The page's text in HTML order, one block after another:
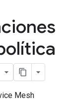
Mesh